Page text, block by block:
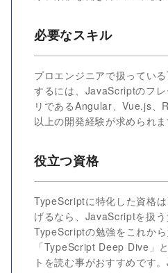
必要なスキル
プロエンジニアで扱ってい
するには、JavaScriptのフ
リであるAngular、Vue.js、
以上の開発経験が求められま
役立つ資格
TypeScriptに特化した資格
げるなら、JavaScriptを扱う
TypeScriptの勉強をこれか
「TypeScript Deep Dive」
トを読む事がおすすめです